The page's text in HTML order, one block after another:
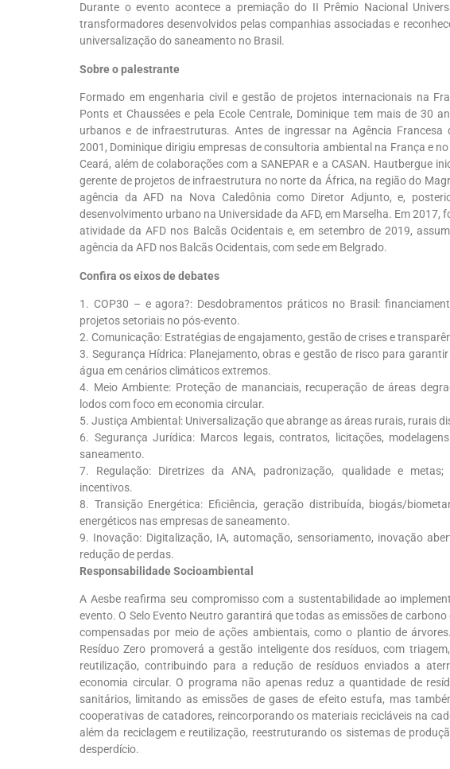
Durante o evento acontece a premiação do II Prêmio Nacional
transformadores desenvolvidos pelas companhias associadas e
universalização do saneamento no Brasil.
Sobre o palestrante
Formado em engenharia civil e gestão de projetos internacionais na
Ponts et Chaussées e pela Ecole Centrale, Dominique tem mais de 30
urbanos e de infraestruturas. Antes de ingressar na Agência Francesa
2001, Dominique dirigiu empresas de consultoria ambiental na França e
Ceará, além de colaborações com a SANEPAR e a CASAN. Hautbergue
gerente de projetos de infraestrutura no norte da África, na região do
agência da AFD na Nova Caledônia como Diretor Adjunto, e,
desenvolvimento urbano na Universidade da AFD, em Marselha. Em 2017,
atividade da AFD nos Balcãs Ocidentais e, em setembro de 2019,
agência da AFD nos Balcãs Ocidentais, com sede em Belgrado.
Confira os eixos de debates
1. COP30 – e agora?: Desdobramentos práticos no Brasil:
projetos setoriais no pós-evento.
2. Comunicação: Estratégias de engajamento, gestão de crises e
3. Segurança Hídrica: Planejamento, obras e gestão de risco para
água em cenários climáticos extremos.
4. Meio Ambiente: Proteção de mananciais, recuperação de áreas
lodos com foco em economia circular.
5. Justiça Ambiental: Universalização que abrange as áreas rurais, rurais
6. Segurança Jurídica: Marcos legais, contratos, licitações,
saneamento.
7. Regulação: Diretrizes da ANA, padronização, qualidade e metas;
incentivos.
8. Transição Energética: Eficiência, geração distribuída, biogás/
energéticos nas empresas de saneamento.
9. Inovação: Digitalização, IA, automação, sensoriamento, inovação
redução de perdas.
Responsabilidade Socioambiental
A Aesbe reafirma seu compromisso com a sustentabilidade ao
evento. O Selo Evento Neutro garantirá que todas as emissões de
compensadas por meio de ações ambientais, como o plantio de
Resíduo Zero promoverá a gestão inteligente dos resíduos, com
reutilização, contribuindo para a redução de resíduos enviados a
economia circular. O programa não apenas reduz a quantidade de
sanitários, limitando as emissões de gases de efeito estufa, mas
cooperativas de catadores, reincorporando os materiais recicláveis na
além da reciclagem e reutilização, reestruturando os sistemas de
desperdício.